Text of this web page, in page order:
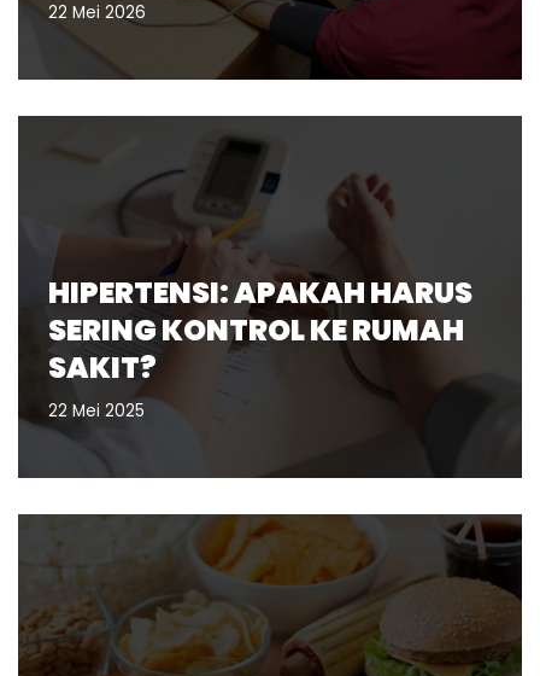
22 Mei 2026
HIPERTENSI: APAKAH HARUS
SERING KONTROL KE RUMAH
SAKIT?
22 Mei 2025